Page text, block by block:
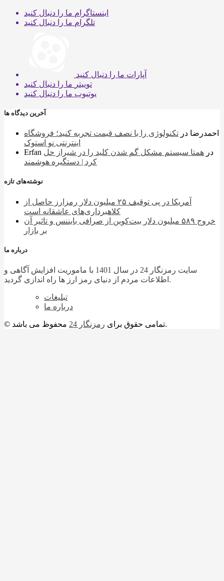
اینستاگرام ما را دنبال کنید
تلگرام ما را دنبال کنید
آپارات ما را دنبال کنید
توییتر ما را دنبال کنید
یوتیوب ما را دنبال کنید
آخرین دیدگاه ها
احمدرضا در تکنولوژی را با نصف قیمت تجربه کنید؛ فروشگاه
اینترنتی نو استوک
Erfan
در همتا سیستم مشکل گم شدن کلید را در شیراز حل
کرد | دستگیره هوشمند
نوشته‌های تازه
آمریکا در پی توقیف ۲۵ میلیون دلار رمزارز حاصل از
کلاهبرداری‌های عاشقانه است
خروج ۵۸۹ میلیون دلار بیت‌کوین از صرافی بایننس و تاثیر آن
بر بازار
درباره ما
سایت رمزنگار 24 در سال 1401 با ماموریت افزایش آگاهی و
اطلاعات مردم از دنیای رمز ارز ها راه اندازی گردید.
تبلیغات
درباره ما
© تمامی حقوق برای رمزنگار 24 محفوظ می باشد.